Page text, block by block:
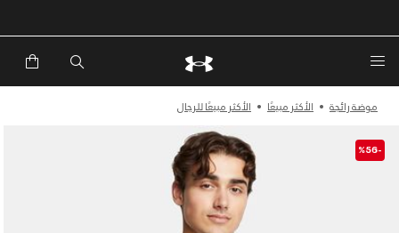
موضة رائجة الأكثر مبيعًا الأكثر مبيعًا للرجال
-%56